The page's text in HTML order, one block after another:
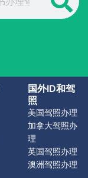
国外ID和驾
照
美国驾照办理
加拿大驾照办
理
英国驾照办理
澳洲驾照办理